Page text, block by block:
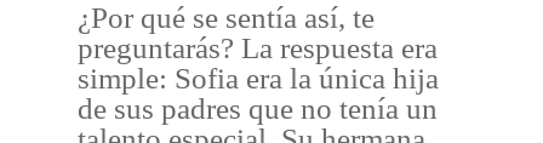
¿Por qué se sentía así, te
preguntarás? La respuesta era
simple: Sofia era la única hija
de sus padres que no tenía un